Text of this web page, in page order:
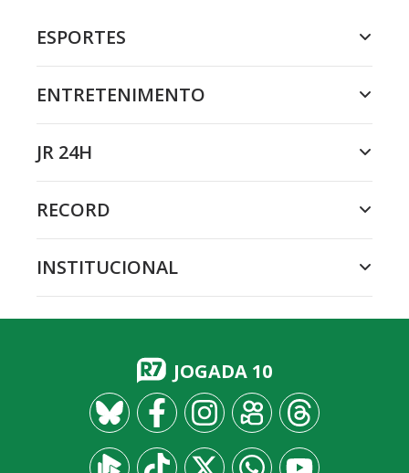
ESPORTES
ENTRETENIMENTO
JR 24H
RECORD
INSTITUCIONAL
JOGADA 10